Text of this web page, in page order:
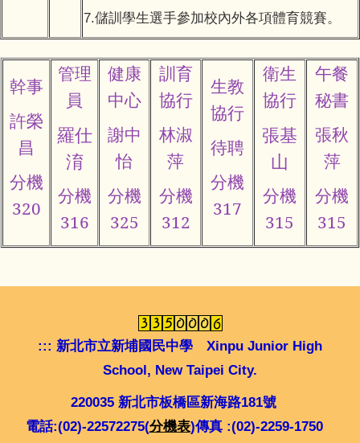
7.儲訓學生選手參加校內外各項體育競賽。
幹事
許榮
昌
分機
320
管理
員
羅仕
淯
分機
316
健康
中心
謝中
怡
分機
325
訓育
協行
林淑
萍
分機
312
生教
協行
待聘
分機
317
衛生
協行
張基
山
分機
315
午餐
秘書
張秋
萍
分機
315
::: 新北市立新埔國民中學 Xinpu Junior High
School, New Taipei City.
220035 新北市板橋區新海路181號
電話:(02)-22572275(分機表)傳真 :(02)-2259-1750